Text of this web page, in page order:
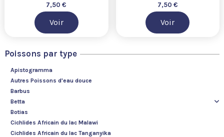
7,50 €
Voir
7,50 €
Voir
Poissons par type
Apistogramma
Autres Poissons d'eau douce
Barbus
Betta
Botias
Cichlides Africain du lac Malawi
Cichlides Africain du lac Tanganyika